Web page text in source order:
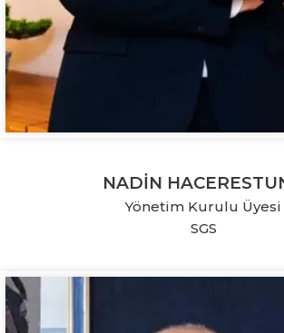
NADİN
Yönetim Kurulu Üyesi
SGS